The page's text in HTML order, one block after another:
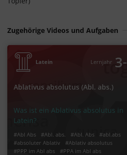
Zugehörige Videos und Aufgaben
Latein Lernjahr 3‐
Ablativus absolutus (Abl. abs.)
Was ist ein Ablativus absolutus in
Latein?
#Abl Abs #Abl. abs. #Abl. Abs
#abl.abs
#absoluter Ablativ
#Ablativ absolutus
#PPP im Abl abs
#PPA im Abl abs